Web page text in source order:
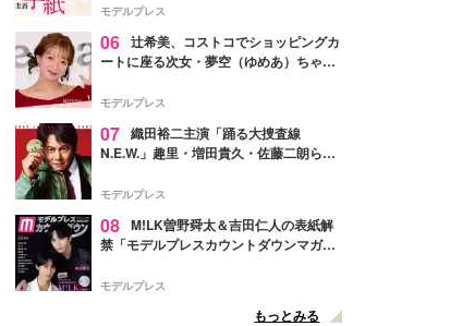
モデルプレス
06 辻希美、コストコでショッピングカ
ートに座る次女・夢空（ゆめあ）ちゃん
ぎ」「成長を感じる」の声
モデルプレス
07 織田裕二主演「踊る大捜査線
N.E.W.」趣里・増田貴久・佐藤二朗ら新
徴する“謎のキーワード”も
モデルプレス
08 M!LK曽野舜太＆吉田仁人の表紙解
禁「モデルプレスカウントダウンマガジ
モデルプレス
もっとみる